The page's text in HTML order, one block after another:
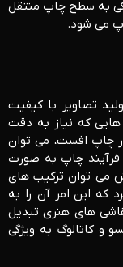
به سطح چاپ منتقل
می‌ شود.
تصاویر با کیفیت
که نیاز به دقت
چاپ افست، می ‌توان
فرآیند چاپ به‌ صورت
می ‌توان ترکیب‌ های
که این امر آن را به
‌های هنری تبدیل
و کاتالوگ به ویژگی